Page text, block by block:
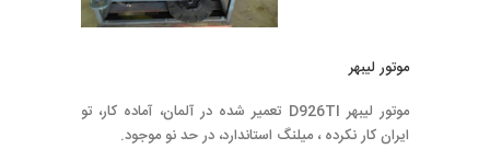
موتور ليبهر
موتور ليبهر D926TI تعمير شده در آلمان، آماده كار، تو
ايران كار نكرده ، ميلنگ استاندارد، در حد نو موجود.